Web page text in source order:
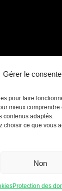
Gérer le
pour faire
mieux
contenus adaptés.
choisir ce que vous
Non
Protection des